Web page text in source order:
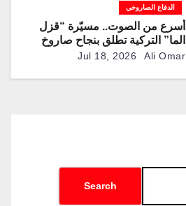
الدفاع الصاروخي
أسرع من الصوت.. مسيّرة “قزل
الما” التركية تطلق بنجاح صاروخ
“روكيتسان JET-230”Jul 18, 2026 Ali Omar
Search